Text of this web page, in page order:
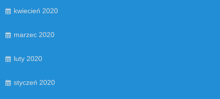
kwiecień 2020
marzec 2020
luty 2020
styczeń 2020